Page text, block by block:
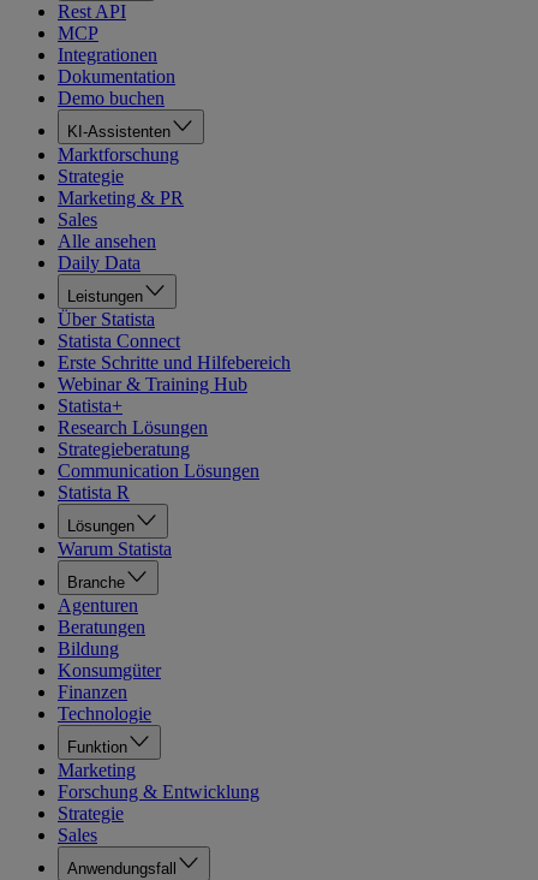
Rest API
MCP
Integrationen
Dokumentation
Demo buchen
KI-Assistenten
Marktforschung
Strategie
Marketing & PR
Sales
Alle ansehen
Daily Data
Leistungen
Über Statista
Statista Connect
Erste Schritte und Hilfebereich
Webinar & Training Hub
Statista+
Research Lösungen
Strategieberatung
Communication Lösungen
Statista R
Lösungen
Warum Statista
Branche
Agenturen
Beratungen
Bildung
Konsumgüter
Finanzen
Technologie
Funktion
Marketing
Forschung & Entwicklung
Strategie
Sales
Anwendungsfall